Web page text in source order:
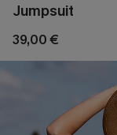
Jumpsuit
39,00 €